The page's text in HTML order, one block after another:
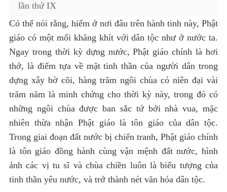
lần thứ IX
Có thể nói rằng, hiếm ở nơi đâu trên hành tinh này, Phật
giáo có một mối khăng khít với dân tộc như ở nước ta.
Ngay trong thời kỳ dựng nước, Phật giáo chính là hơi
thở, là điểm tựa về mặt tinh thần của người dân trong
dựng xây bờ cõi, hàng trăm ngôi chùa có niên đại vài
trăm năm là minh chứng cho thời kỳ này, trong đó có
những ngôi chùa được ban sắc tứ bởi nhà vua, mặc
nhiên thừa nhận Phật giáo là tôn giáo của dân tộc.
Trong giai đoạn đất nước bị chiến tranh, Phật giáo chính
là tôn giáo đồng hành cùng vận mệnh đất nước, hình
ảnh các vị tu sĩ và chùa chiền luôn là biểu tượng của
tinh thần yêu nước, và trở thành nét văn hóa dân tộc.